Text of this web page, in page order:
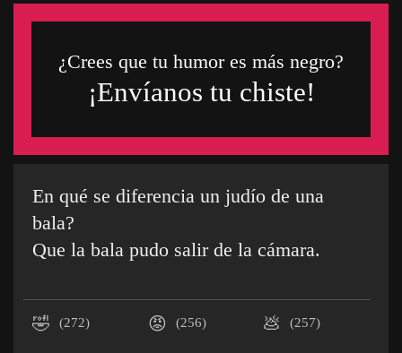
¿Crees que tu humor es más negro?
¡Envíanos tu chiste!
En qué se diferencia un judío de una
bala?
Que la bala pudo salir de la cámara.
🤣 (272) 😡 (256) 💩 (257)